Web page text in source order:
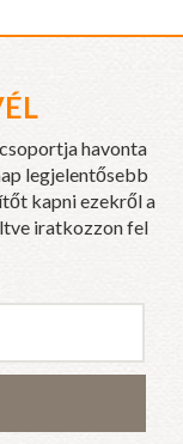
havonta
legjelentősebb
kapni ezekről a
iratkozzon fel